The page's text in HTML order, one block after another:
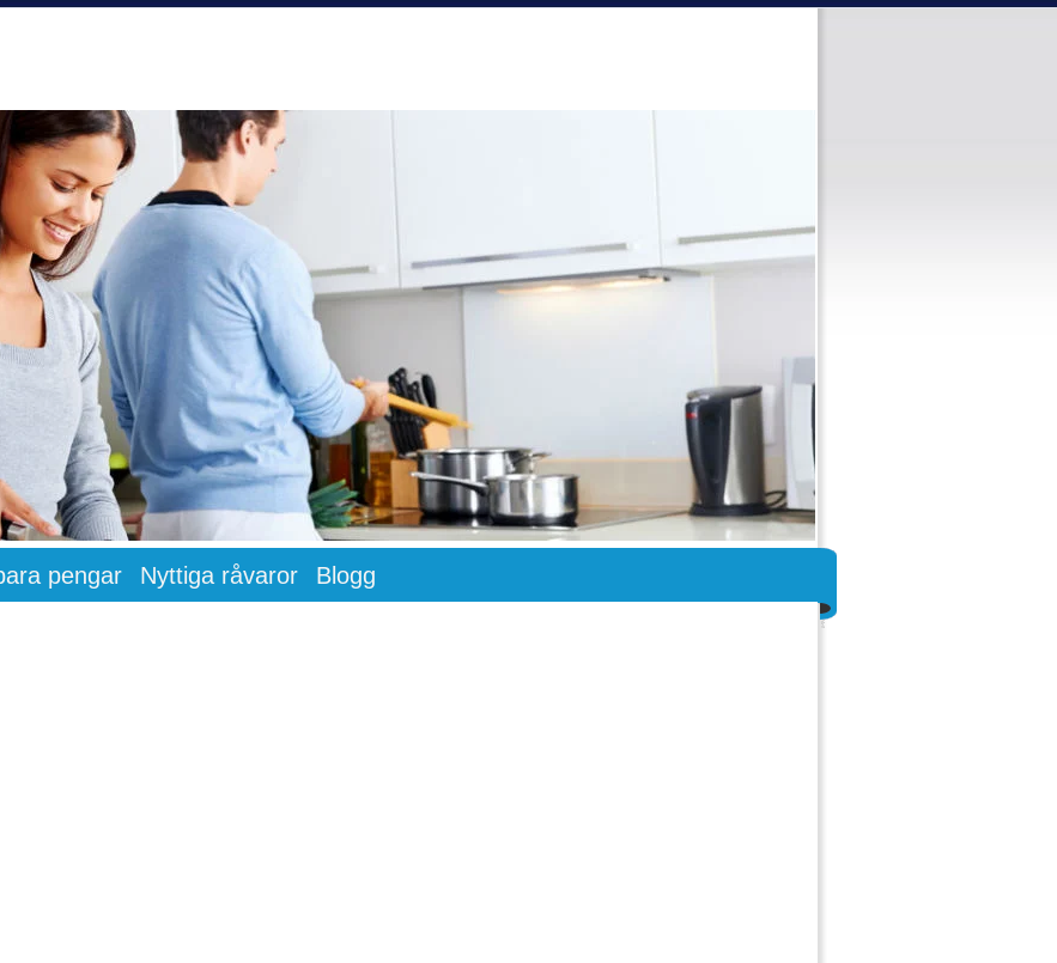
pengar Nyttiga råvaror Blogg